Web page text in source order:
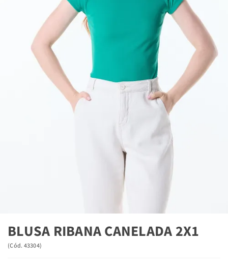
BLUSA RIBANA CANELADA 2X1
(Cód. 43304)